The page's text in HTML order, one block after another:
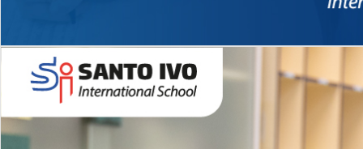
Novidades 2026 High School